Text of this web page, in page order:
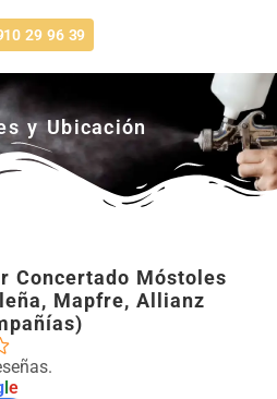
29 96 39
y Ubicación
Concertado Móstoles
Mapfre, Allianz
le